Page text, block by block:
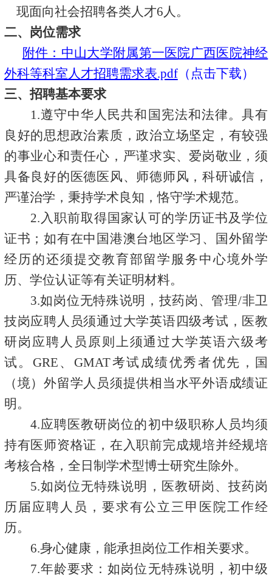
现面向社会招聘各类人才6 人。
二、岗位需求
附件：中山大学附属第一医院广西医院神经
外科等科室人才招聘需求表.pdf（点击下载）
三、招聘基本要求
1.遵守中华人民共和国宪法和法律。具有
良好的思想政治素质，政治立场坚定，有较强
的事业心和责任心，严谨求实、爱岗敬业，须
具备良好的医德医风、师德师风，科研诚信，
严谨治学，秉持学术良知，恪守学术规范。
2.入职前取得国家认可的学历证书及学位
证书；如有在中国港澳台地区学习、国外留学
经历的还须提交教育部留学服务中心境外学
历、学位认证等有关证明材料。
3.如岗位无特殊说明，技药岗、管理/非卫
技岗应聘人员须通过大学英语四级考试，医教
研岗应聘人员 原则上须通过大学英语六级考
试。 GRE、GMAT考试成绩优秀者优先，国
（境）外留学人员须提供相当水平外语成绩证
明。
4.应聘医教研岗位的初中级职称 人员均须
持有医师资格证， 在入职前完成规培并经规培
考核合格 ， 全日制学术型博士研究生除外。
5.如岗位无特殊说明，医教研岗、技药岗
历届应聘人员，要求有公立三甲医院工作经
历。
6.身心健康，能承担岗位工作相关要求。
7.年龄要求：如岗位无特殊说明，初中级